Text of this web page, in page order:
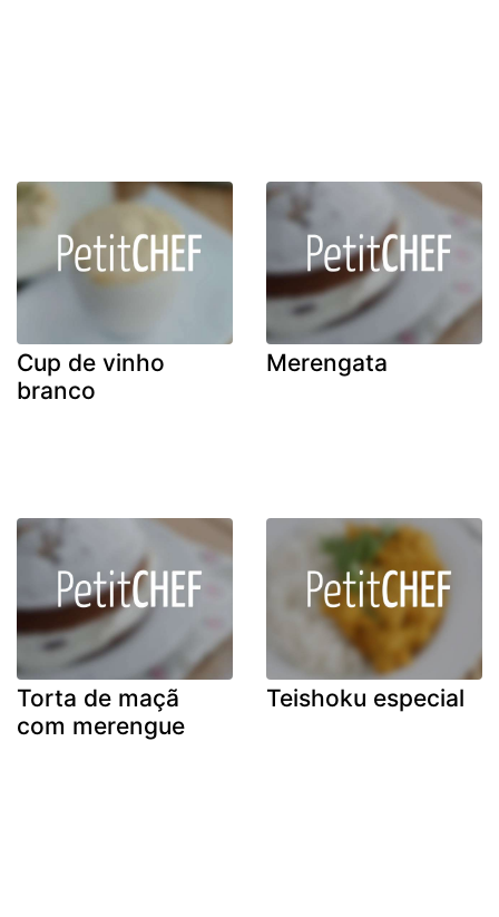
Cup de vinho
branco
Merengata
Torta de maçã
com merengue
Teishoku especial